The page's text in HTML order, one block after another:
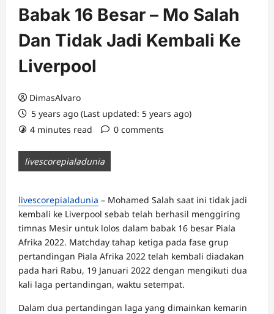
Babak 16 Besar – Mo Salah
Dan Tidak Jadi Kembali Ke
Liverpool
DimasAlvaro
5 years ago (Last updated: 5 years ago)
4 minutes read
0 comments
livescorepialadunia
livescorepialadunia – Mohamed Salah saat ini tidak jadi
kembali ke Liverpool sebab telah berhasil menggiring
timnas Mesir untuk lolos dalam babak 16 besar Piala
Afrika 2022. Matchday tahap ketiga pada fase grup
pertandingan Piala Afrika 2022 telah kembali diadakan
pada hari Rabu, 19 Januari 2022 dengan mengikuti dua
kali laga pertandingan, waktu setempat.
Dalam dua pertandingan laga yang dimainkan kemarin